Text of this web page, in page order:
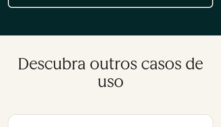
Descubra outros casos de
uso